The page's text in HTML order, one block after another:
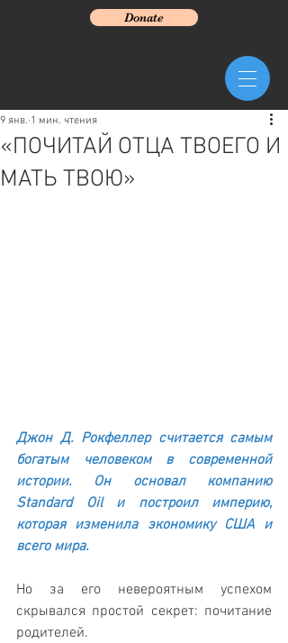
Donate
«ПОЧИТАЙ ОТЦА ТВОЕГО И
МАТЬ ТВОЮ»
9 янв. 1 мин. чтения
Джон Д. Рокфеллер считается самым
богатым человеком в современной
истории. Он основал компанию
Standard Oil и построил империю,
которая изменила экономику США и
всего мира.
Но за его невероятным успехом
скрывался простой секрет: почитание
родителей.